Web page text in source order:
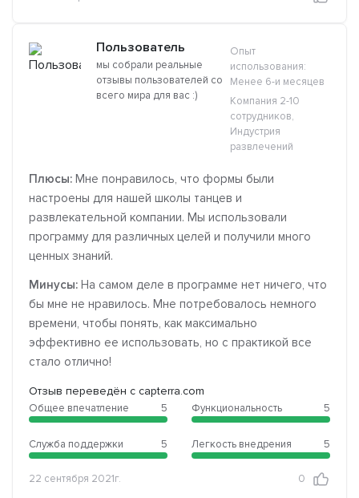
Пользователь
мы собрали реальные
отзывы пользователей со
всего мира для вас :)
Опыт
использования:
Менее 6-и месяцев
Компания 2-10
сотрудников,
Индустрия
развлечений
Плюсы: Мне понравилось, что формы были
настроены для нашей школы танцев и
развлекательной компании. Мы использовали
программу для различных целей и получили много
ценных знаний.
Минусы: На самом деле в программе нет ничего, что
бы мне не нравилось. Мне потребовалось немного
времени, чтобы понять, как максимально
эффективно ее использовать, но с практикой все
стало отлично!
Отзыв переведён с capterra.com
Общее впечатление 5
Служба поддержки 5
Функциональность 5
Легкость внедрения 5
22 сентября 2021г. 0